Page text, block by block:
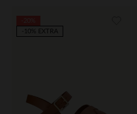
-10% EXTRA